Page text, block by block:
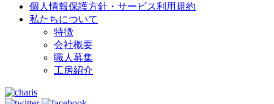
個人情報保護方針・サービス利用規約
私たちについて
特徴
会社概要
職人募集
工房紹介